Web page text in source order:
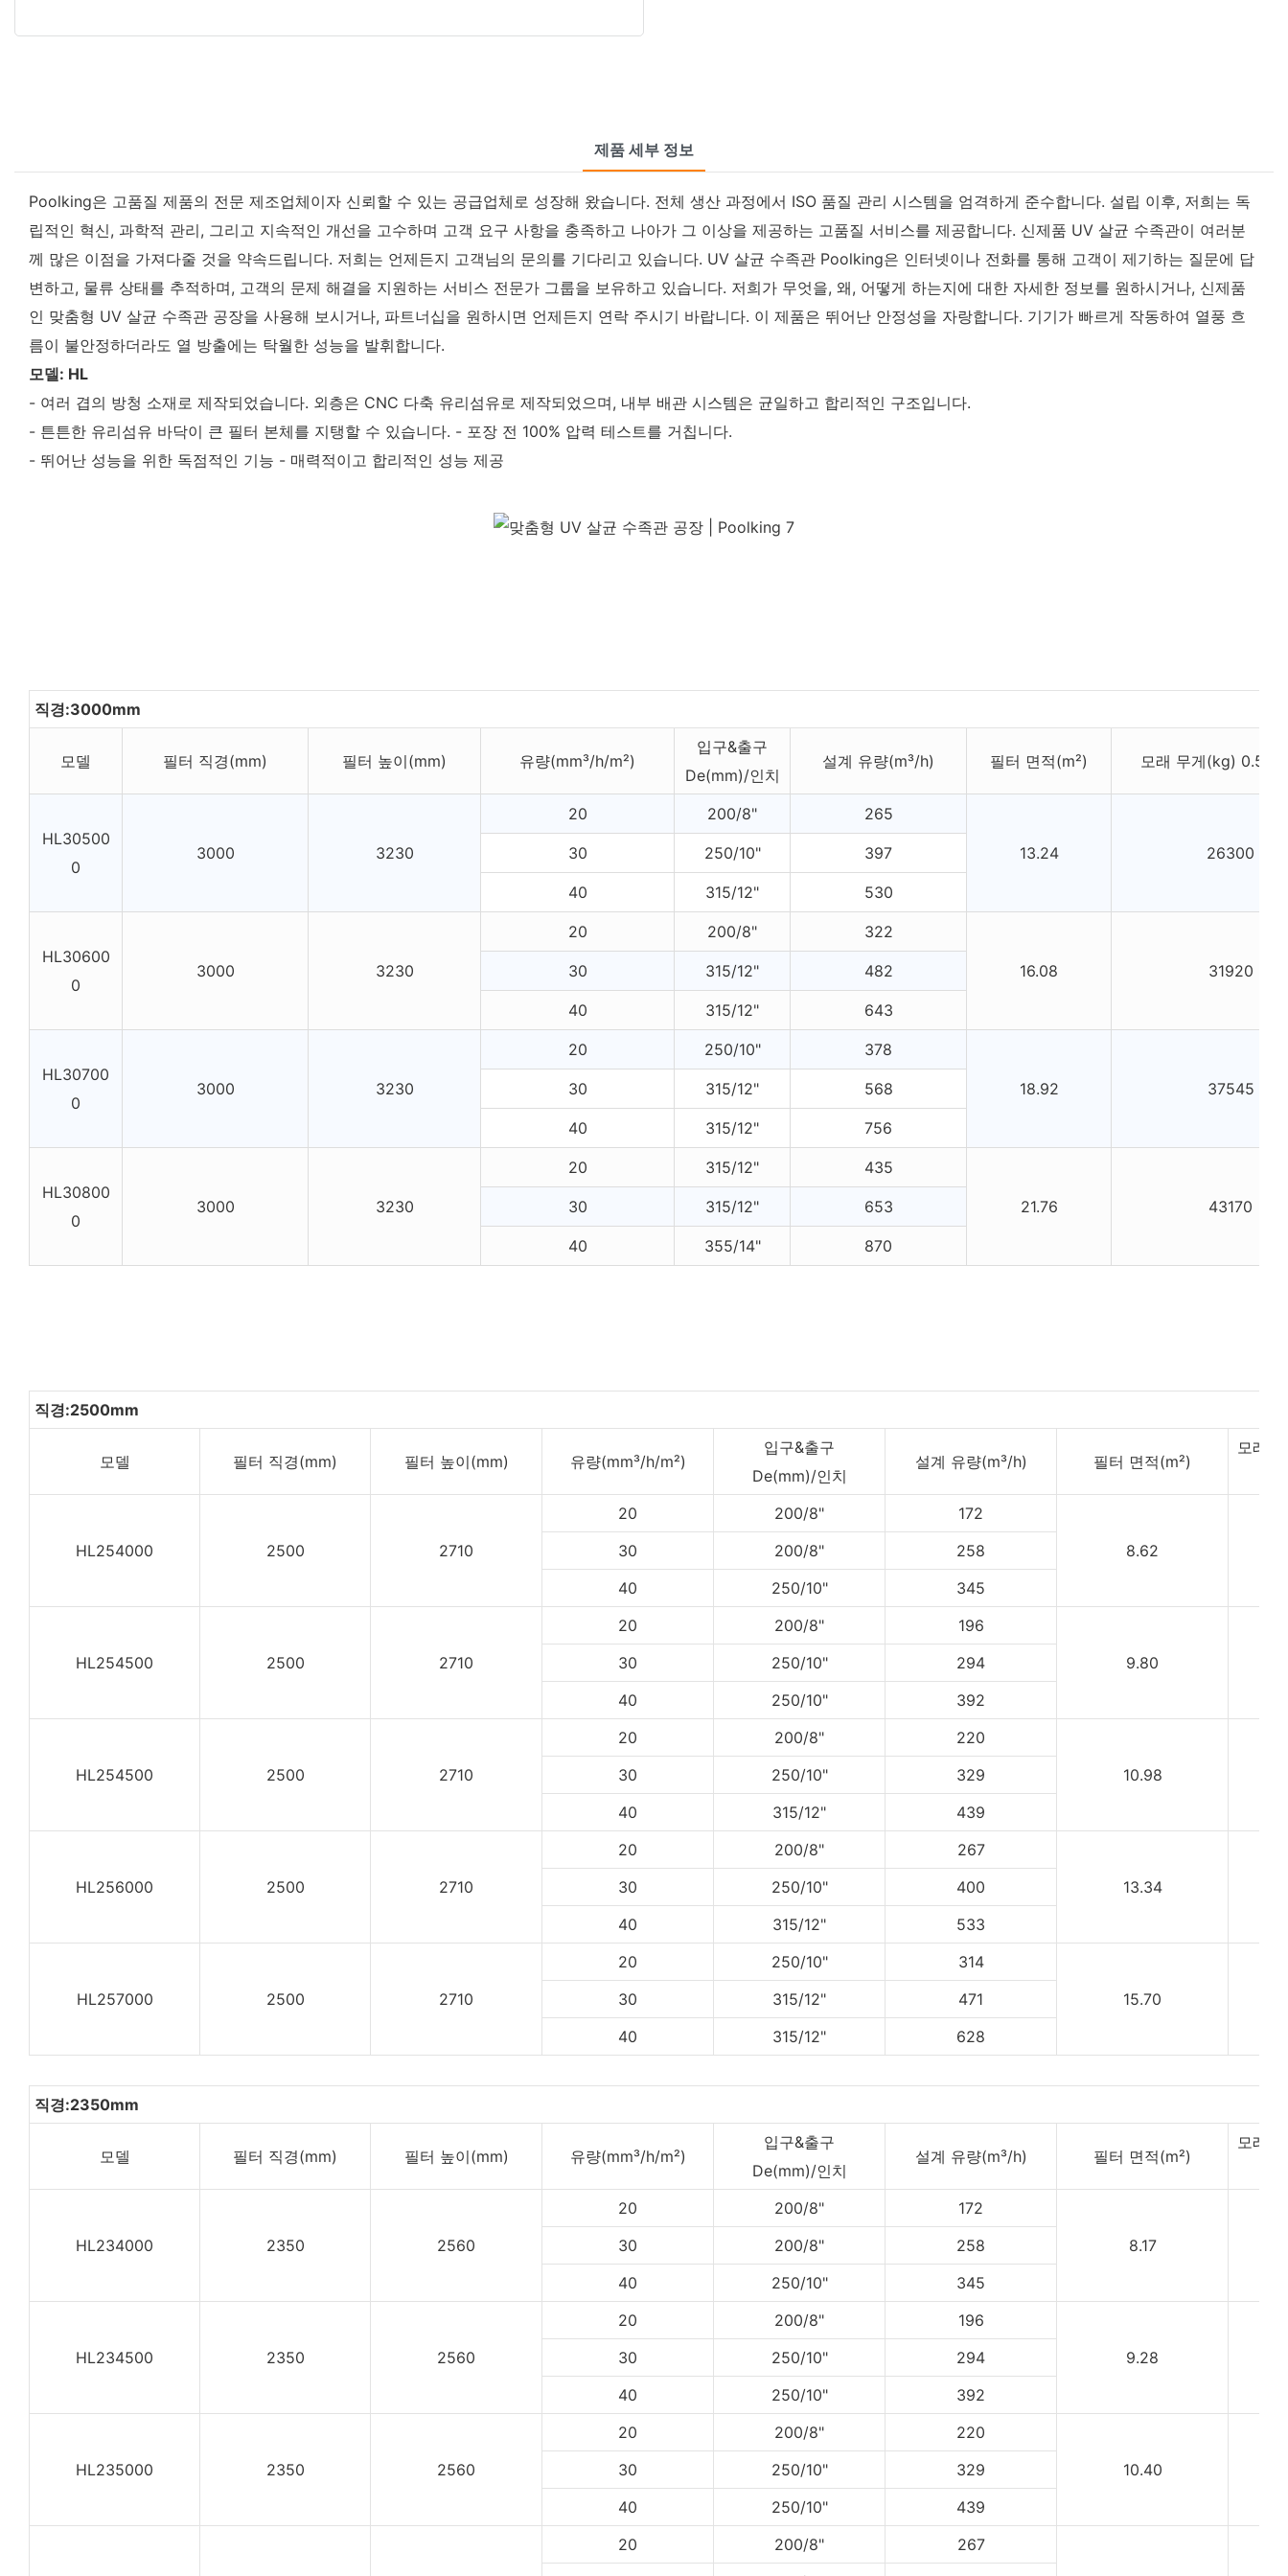
제품 세부 정보
Poolking은 고품질 제품의 전문 제조업체이자 신뢰할 수 있는 공급업체로 성장해 왔습니다. 전체 생산 과정에서 ISO 품질 관리 시스템을 엄격하게 준수합니다. 설립 이후, 저희는 독
립적인 혁신, 과학적 관리, 그리고 지속적인 개선을 고수하며 고객 요구 사항을 충족하고 나아가 그 이상을 제공하는 고품질 서비스를 제공합니다. 신제품 UV 살균 수족관이 여러분
께 많은 이점을 가져다줄 것을 약속드립니다. 저희는 언제든지 고객님의 문의를 기다리고 있습니다. UV 살균 수족관 Poolking은 인터넷이나 전화를 통해 고객이 제기하는 질문에 답
변하고, 물류 상태를 추적하며, 고객의 문제 해결을 지원하는 서비스 전문가 그룹을 보유하고 있습니다. 저희가 무엇을, 왜, 어떻게 하는지에 대한 자세한 정보를 원하시거나, 신제품
인 맞춤형 UV 살균 수족관 공장을 사용해 보시거나, 파트너십을 원하시면 언제든지 연락 주시기 바랍니다. 이 제품은 뛰어난 안정성을 자랑합니다. 기기가 빠르게 작동하여 열풍 흐
름이 불안정하더라도 열 방출에는 탁월한 성능을 발휘합니다.
모델: HL
- 여러 겹의 방청 소재로 제작되었습니다. 외층은 CNC 다축 유리섬유로 제작되었으며, 내부 배관 시스템은 균일하고 합리적인 구조입니다.
- 튼튼한 유리섬유 바닥이 큰 필터 본체를 지탱할 수 있습니다. - 포장 전 100% 압력 테스트를 거칩니다.
- 뛰어난 성능을 위한 독점적인 기능 - 매력적이고 합리적인 성능 제공
직경:3000mm
모델 필터 직경(mm) 필터 높이(mm) 유량(mm³/h/m²)
입구&출구
De(mm)/인치
설계 유량(m³/h) 필터 면적(m²) 모래 무게(kg) 0.5-
HL30500
0
3000 3230
20 200/8" 265
13.24 26300
30 250/10" 397
40 315/12" 530
HL30600
0
3000 3230
20 200/8" 322
16.08 31920
30 315/12" 482
40 315/12" 643
HL30700
0
3000 3230
20 250/10" 378
18.92 37545
30 315/12" 568
40 315/12" 756
HL30800
0
3000 3230
20 315/12" 435
21.76 43170
30 315/12" 653
40 355/14" 870
직경:2500mm
모델 필터 직경(mm) 필터 높이(mm) 유량(mm³/h/m²)
입구&출구
De(mm)/인치
설계 유량(m³/h) 필터 면적(m²)
모래
HL254000 2500 2710
20 200/8"
172
8.62
30 200/8"
258
40
250/10" 345
HL254500 2500 2710
20 200/8"
196
9.80
30 250/10"
294
40
250/10" 392
HL254500 2500 2710
20 200/8"
220
10.98
30 250/10"
329
40
315/12" 439
HL256000 2500 2710
20 200/8"
267
13.34
30 250/10"
400
40
315/12" 533
HL257000 2500 2710
20 250/10"
314
15.70
30 315/12"
471
40
315/12" 628
직경:2350mm
모델 필터 직경(mm) 필터 높이(mm) 유량(mm³/h/m²)
입구&출구
De(mm)/인치
설계 유량(m³/h) 필터 면적(m²)
모래
HL234000 2350 2560
20 200/8"
172
8.17
30 200/8"
258
40
250/10" 345
HL234500 2350 2560
20 200/8"
196
9.28
30 250/10"
294
40
250/10" 392
HL235000 2350 2560
20 200/8"
220
10.40
30 250/10"
329
40
250/10" 439
20 200/8"
267